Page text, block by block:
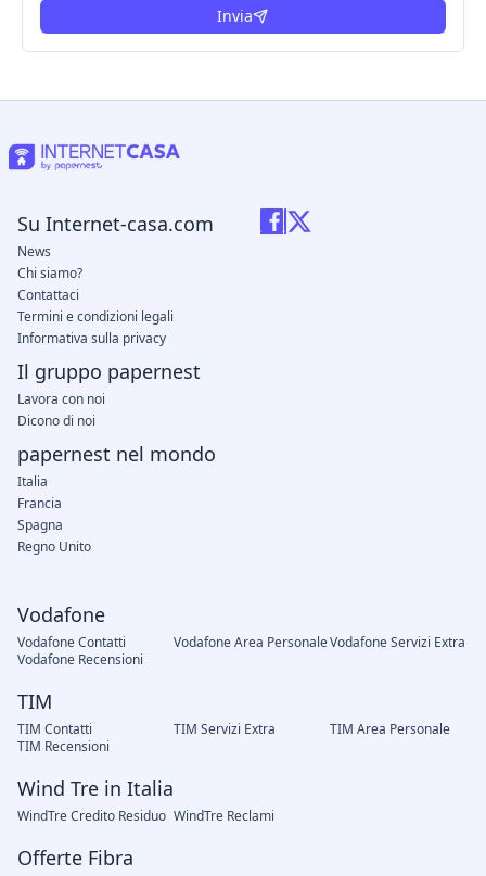
Invia
Vodafone
Vodafone Contatti Vodafone Area PersonaleVodafone Servizi Extra
Vodafone Recensioni
TIM
TIM Contatti TIM Servizi Extra
TIM Area Personale
TIM Recensioni
Wind Tre in Italia
WindTre Credito Residuo WindTre Reclami
Offerte Fibra
Su Internet-casa.com
News
Chi siamo?
Contattaci
Termini e condizioni legali
Informativa sulla privacy
Il gruppo papernest
Lavora con noi
Dicono di noi
papernest nel mondo
Italia
Francia
Spagna
Regno Unito